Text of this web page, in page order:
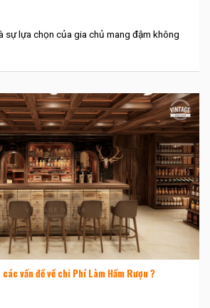
sự lựa chọn của gia chủ mang đậm không
vấn đề về chi Phí Làm Hầm Rượu ?